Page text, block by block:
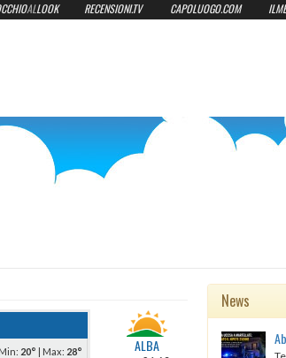
Min: 20° | Max: 28°
ALBA
News
ALLOOK RECENSIONI.TV CAPOLUOGO.COM